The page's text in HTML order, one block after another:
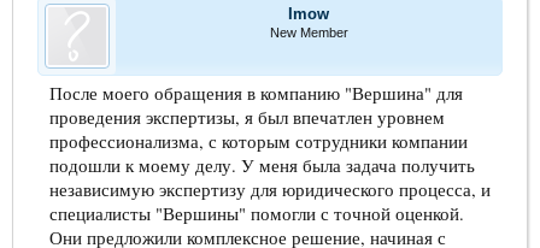
Imow
New Member
После моего обращения в компанию "Вершина" для
проведения экспертизы, я был впечатлен уровнем
профессионализма, с которым сотрудники компании
подошли к моему делу. У меня была задача получить
независимую экспертизу для юридического процесса, и
специалисты "Вершины" помогли с точной оценкой.
Они предложили комплексное решение, начиная с